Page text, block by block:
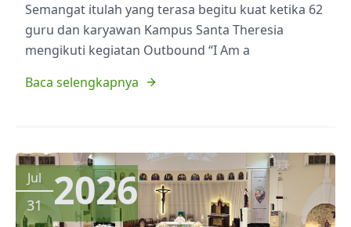
Semangat itulah yang terasa begitu kuat ketika 62
guru dan karyawan Kampus Santa Theresia
mengikuti kegiatan Outbound “I Am a
Baca selengkapnya
Jul
31 2026